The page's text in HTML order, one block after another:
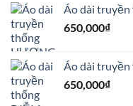
Áo dài
650,000₫
Áo dài
650,000₫